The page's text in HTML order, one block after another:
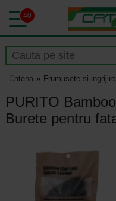
40
Catena Frumusete si ingrijire
PURITO
Burete pentru